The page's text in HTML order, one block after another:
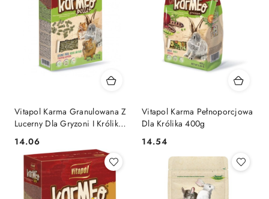
Vitapol Karma Granulowana Z
Lucerny Dla Gryzoni I Królika
350g
Cena:
14.06
Vitapol Karma Pełnoporcjowa
Dla Królika 400g
Cena:
14.54